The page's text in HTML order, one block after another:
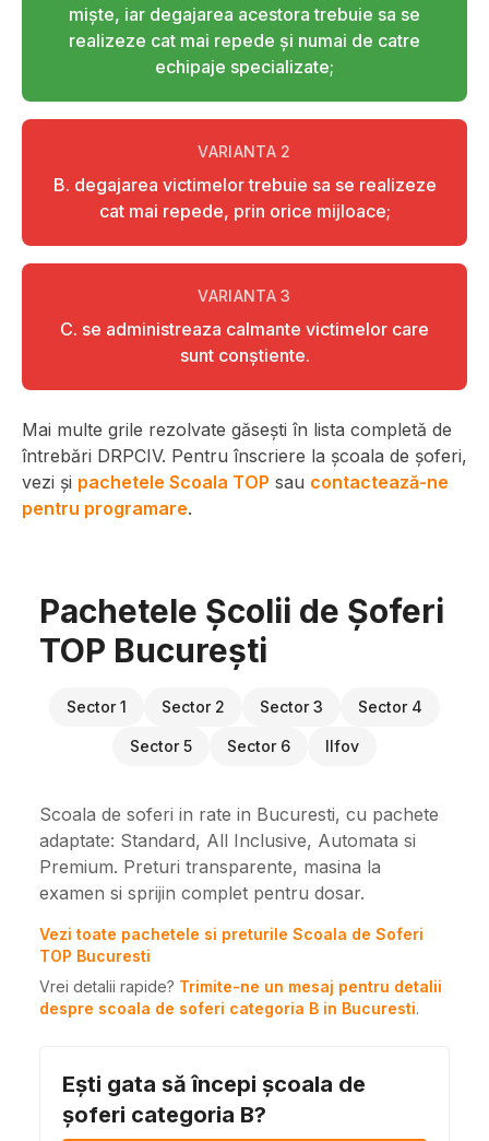
mişte, iar degajarea acestora trebuie sa se
realizeze cat mai repede şi numai de catre
echipaje specializate;
VARIANTA 2
B. degajarea victimelor trebuie sa se realizeze
cat mai repede, prin orice mijloace;
VARIANTA3
C. se administreaza calmante victimelor care
sunt conştiente.
Mai multe grile rezolvate găsești în lista completă de
întrebări DRPCIV. Pentru înscriere la școala de șoferi,
vezi și pachetele Scoala TOP sau contactează-ne
pentru programare.
Pachetele Școlii de Șoferi
TOP București
Sector 1 Sector 2 Sector 3 Sector 4
Sector 5 Sector 6 Ilfov
Scoala de soferi in rate in Bucuresti, cu pachete
adaptate: Standard, All Inclusive, Automata si
Premium. Preturi transparente, masina la
examen si sprijin complet pentru dosar.
Vezi toate pachetele si preturile Scoala de Soferi
TOP Bucuresti
Vrei detalii rapide? Trimite-ne un mesaj pentru detalii
despre scoala de soferi categoria B in Bucuresti.
Ești gata să începi școala de
șoferi categoria B?